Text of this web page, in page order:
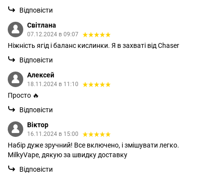
Відповісти
Світлана
07.12.2024 в 09:07
Ніжність ягід і баланс кислинки. Я в захваті від Chaser
Відповісти
Алексей
18.11.2024 в 11:10
Просто 🔥
Відповісти
Віктор
16.11.2024 в 15:00
Набір дуже зручний! Все включено, і змішувати легко.
MilkyVape, дякую за швидку доставку
Відповісти